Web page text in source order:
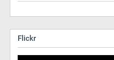
Flickr